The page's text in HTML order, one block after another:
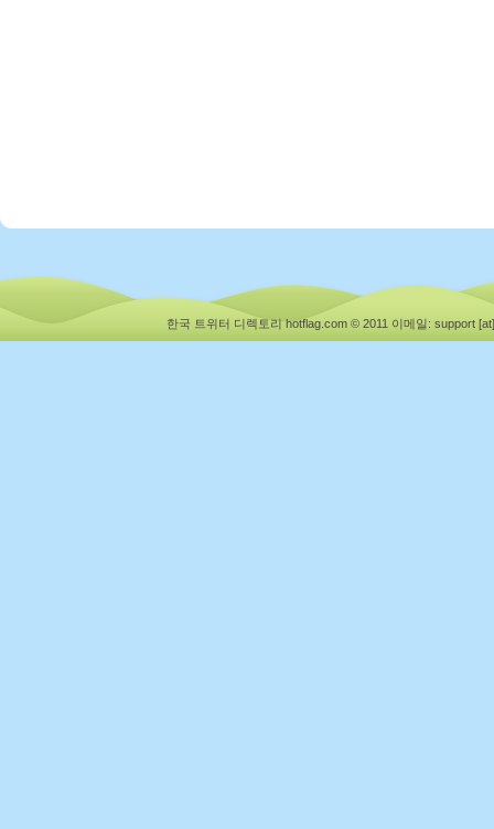
한국 트위터 디렉토리 hotflag.com © 2011 이메일: support